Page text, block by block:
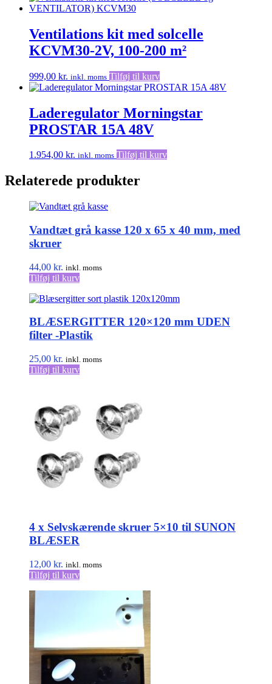
Ventilations kit med solcelle
KCVM30-2V, 100-200 m²
999,00 kr. inkl. moms Tilføj til kurv
Laderegulator Morningstar
PROSTAR 15A 48V
1.954,00 kr. inkl. moms Tilføj til kurv
Relaterede produkter
Vandtæt grå kasse 120 x 65 x 40 mm, med
skruer
44,00 kr. inkl. moms
Tilføj til kurv
BLÆSERGITTER 120×120 mm UDEN
filter -Plastik
25,00 kr. inkl. moms
Tilføj til kurv
4 x Selvskærende skruer 5×10 til SUNON
BLÆSER
12,00 kr. inkl. moms
Tilføj til kurv